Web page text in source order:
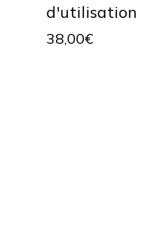
d'utilisation
38,00€